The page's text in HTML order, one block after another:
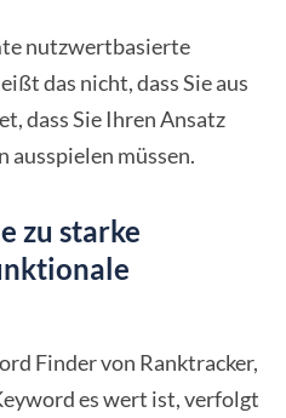
nutzwertbasierte
das nicht, dass Sie aus
dass Sie Ihren Ansatz
ausspielen müssen.
zu starke
Finder von Ranktracker,
es wert ist, verfolgt